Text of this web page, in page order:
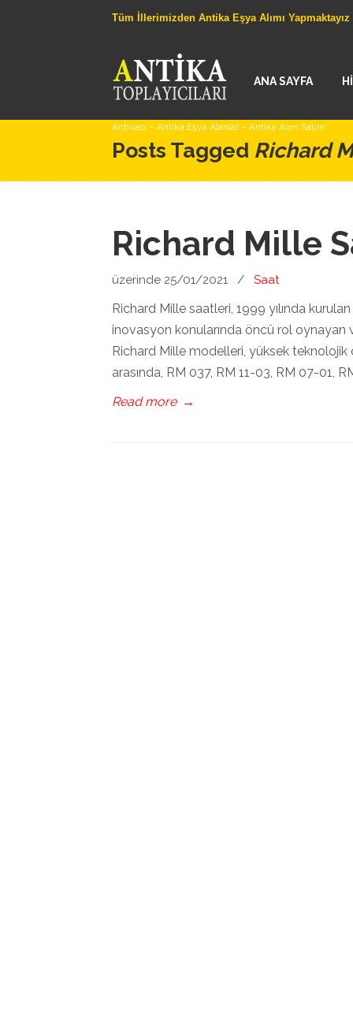
Tüm İllerimizden Antika Eşya Alımı Yapmaktayız
Antikacı – Antika Eşya Alanlar – Antika Alım Satım
ANA SAYFA
Posts Tagged Richard
Richard Mille
üzerinde 25/01/2021 / Saat
Richard Mille saatleri, 1999 yılında
inovasyon konularında öncü rol oynayan
Richard Mille modelleri, yüksek teknolojik
arasında, RM 037, RM 11-03, RM 07-01,
Read more →